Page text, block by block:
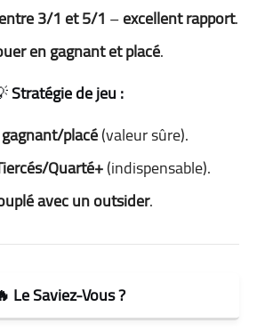
3/1 et 5/1 –excellent rapport.
en gagnant et placé.
Stratégie de jeu :
placé(valeur sûre).
Quarté+(indispensable).
avec un outsider.
Le Saviez-Vous ?